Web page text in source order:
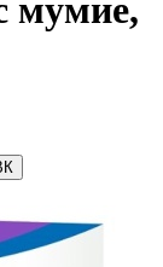
мумие,